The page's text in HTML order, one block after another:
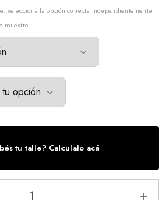
seleccioná la opción correcta independientemente
muestre.
tu talle? Calculalo acá